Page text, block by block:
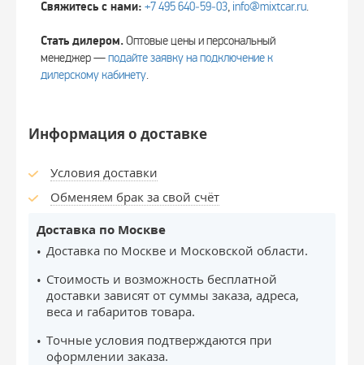
Свяжитесь с нами: +7 495 640‑59‑03, info@mixtcar.ru.
Стать дилером.Оптовые цены и персональный
менеджер —подайте заявку на подключение к
дилерскому кабинету.
Информация о доставке
Условия доставки
Обменяем брак за свой счёт
Доставка по Москве
Доставка по Москве и Московской области.
Стоимость и возможность бесплатной
доставки зависят от суммы заказа, адреса,
веса и габаритов товара.
Точные условия подтверждаются при
оформлении заказа.